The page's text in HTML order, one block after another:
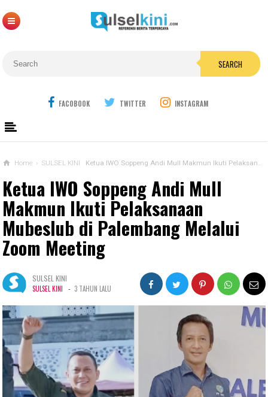
SEARCH
FACOBOOK TWITTER INSTAGRAM
Home › SULSEL KINI Ketua IWO Soppeng Andi Mull Makmun Ikuti Pelaksanaan Mubeslub di Palembang Melalui Zoom Meeting
Ketua IWO Soppeng Andi Mull
Makmun Ikuti Pelaksanaan
Mubeslub di Palembang Melalui
Zoom Meeting
SULSEL KINI
SULSEL KINI - 3 TAHUN LALU